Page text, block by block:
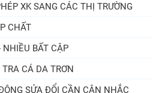
XK SANG CÁC THỊ TRƯỜNG
CHẤT
BẤT CẬP
CÁ DA TRƠN
SỬA ĐỔI CẦN CÂN NHẮC